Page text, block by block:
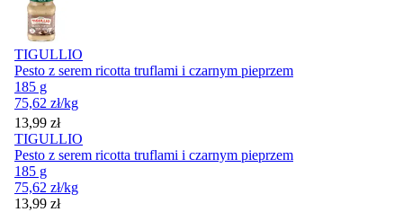
TIGULLIO
Pesto z serem ricotta truflami i czarnym pieprzem
185 g
75,62 zł/kg
Cena
13,99 zł
TIGULLIO
Pesto z serem ricotta truflami i czarnym pieprzem
185 g
75,62 zł/kg
Cena
13,99 zł